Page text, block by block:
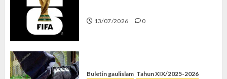
13/07/2026 0
Buletin gaulislam Tahun XIX/2025-2026